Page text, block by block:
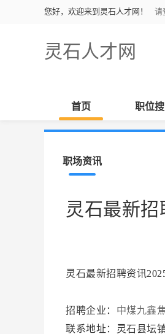
您好，欢迎来到灵石人才网！ 请
灵石人才网
首页 职位
职场资讯
灵石最新招
灵石最新招聘资讯
招聘企业： 中煤九鑫
联系地址：灵石县坛